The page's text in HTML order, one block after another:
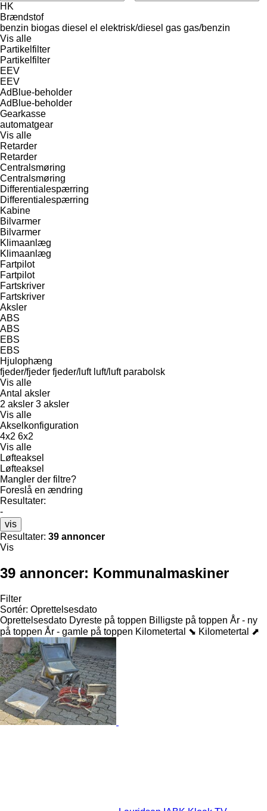
HK
Brændstof
benzin biogas diesel el elektrisk/diesel gas gas/benzin
Vis alle
Partikelfilter
Partikelfilter
EEV
EEV
AdBlue-beholder
AdBlue-beholder
Gearkasse
automatgear
Vis alle
Retarder
Retarder
Centralsmøring
Centralsmøring
Differentialespærring
Differentialespærring
Kabine
Bilvarmer
Bilvarmer
Klimaanlæg
Klimaanlæg
Fartpilot
Fartpilot
Fartskriver
Fartskriver
Aksler
ABS
ABS
EBS
EBS
Hjulophæng
fjeder/fjeder fjeder/luft luft/luft parabolsk
Vis alle
Antal aksler
2 aksler 3 aksler
Vis alle
Akselkonfiguration
4x2 6x2
Vis alle
Løfteaksel
Løfteaksel
Mangler der filtre?
Foreslå en ændring
Resultater:
-
vis
Resultater: 39 annoncer
Vis
39 annoncer: Kommunalmaskiner
Filter
Sortér: Oprettelsesdato
Oprettelsesdato Dyreste på toppen Billigste på toppen År - ny
på toppen År - gamle på toppen Kilometertal ⬊ Kilometertal ⬈